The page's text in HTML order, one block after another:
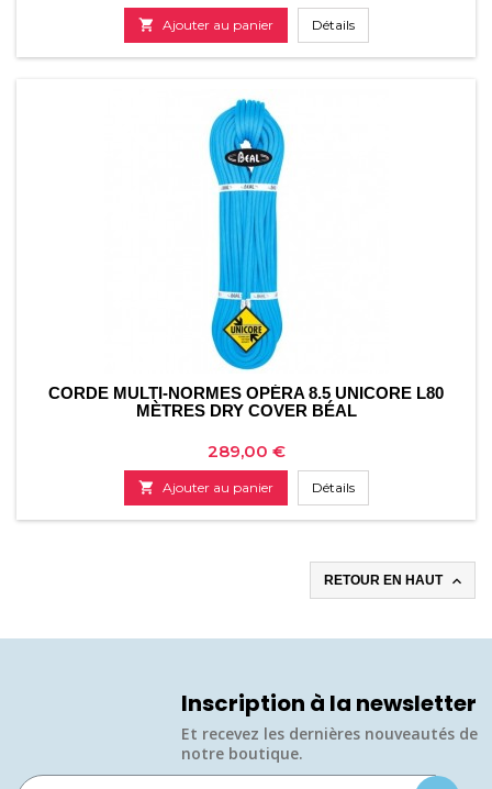
de
base
 Ajouter au panier Détails
CORDE MULTI-NORMES OPÉRA 8.5 UNICORE L80
MÈTRES DRY COVER BÉAL
Prix
289,00 €
 Ajouter au panier Détails
RETOUR EN HAUT 
Inscription à la newsletter
Et recevez les dernières nouveautés de
notre boutique.​